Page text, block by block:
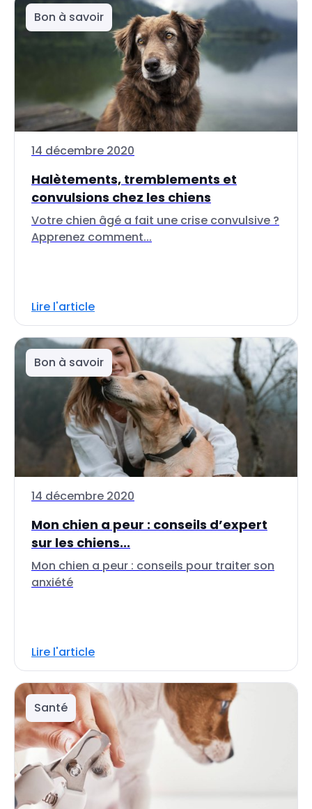
Bon à savoir
14 décembre 2020
Halètements, tremblements et
convulsions chez les chiens
Votre chien âgé a fait une crise convulsive ?
Apprenez comment...
Lire l'article
Bon à savoir
14 décembre 2020
Mon chien a peur : conseils d’expert
sur les chiens...
Mon chien a peur : conseils pour traiter son
anxiété
Lire l'article
Santé